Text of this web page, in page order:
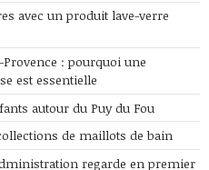
avec un produit lave-verre
: pourquoi une
est essentielle
autour du Puy du Fou
de maillots de bain
regarde en premier